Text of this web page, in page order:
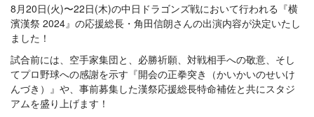
8月20日(火)〜22日(木)の中日ドラゴンズ戦において行われる『横
濱漢祭 2024』の応援総長・角田信朗さんの出演内容が決定いたし
ました！
試合前には、空手家集団と、必勝祈願、対戦相手への敬意、そし
てプロ野球への感謝を示す『開会の正拳突き（かいかいのせいけ
んづき）』や、事前募集した漢祭応援総長特命補佐と共にスタジ
アムを盛り上げます！